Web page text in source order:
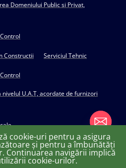
Domeniului Public si Privat,
Constructii Serviciul Tehnic
U.A.T, acordate de furnizori
- powered by Creativ MGS
cookie-uri pentru a asigura
și pentru a îmbunătăți
Continuarea navigării implică
cookie-urilor. chaty